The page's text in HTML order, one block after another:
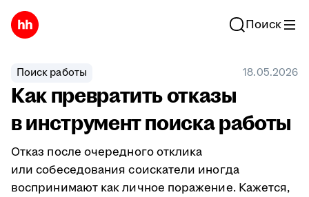
Поиск
Поиск работы 18.05.2026
Как превратить отказы
в инструмент поиска работы
Отказ после очередного отклика
или собеседования соискатели иногда
воспринимают как личное поражение. Кажется,